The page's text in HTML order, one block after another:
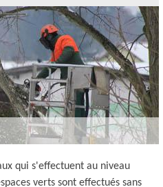
qui s'effectuent au niveau
verts sont effectués sans